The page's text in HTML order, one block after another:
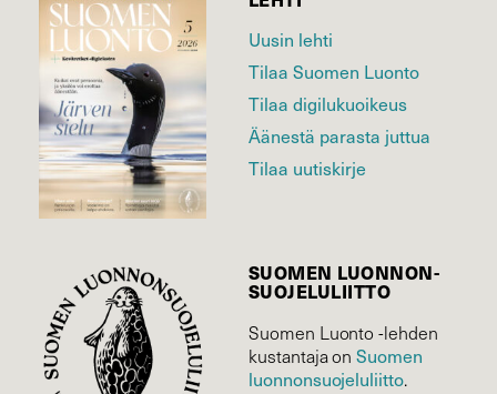
Uusin lehti
Tilaa Suomen Luonto
Tilaa digilukuoikeus
Äänestä parasta juttua
Tilaa uutiskirje
SUOMEN LUONNON­
SUOJELU­LIITTO
Suomen Luonto -lehden
kustantaja onSuomen
luonnonsuojelu­liitto.